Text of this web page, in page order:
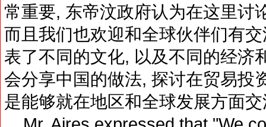
常重要, 东帝汶政府认为在这里讨
而且我们也欢迎和全球伙伴们有
表了不同的文化, 以及不同的经济
会分享中国的做法, 探讨在贸易投
是能够就在地区和全球发展方面